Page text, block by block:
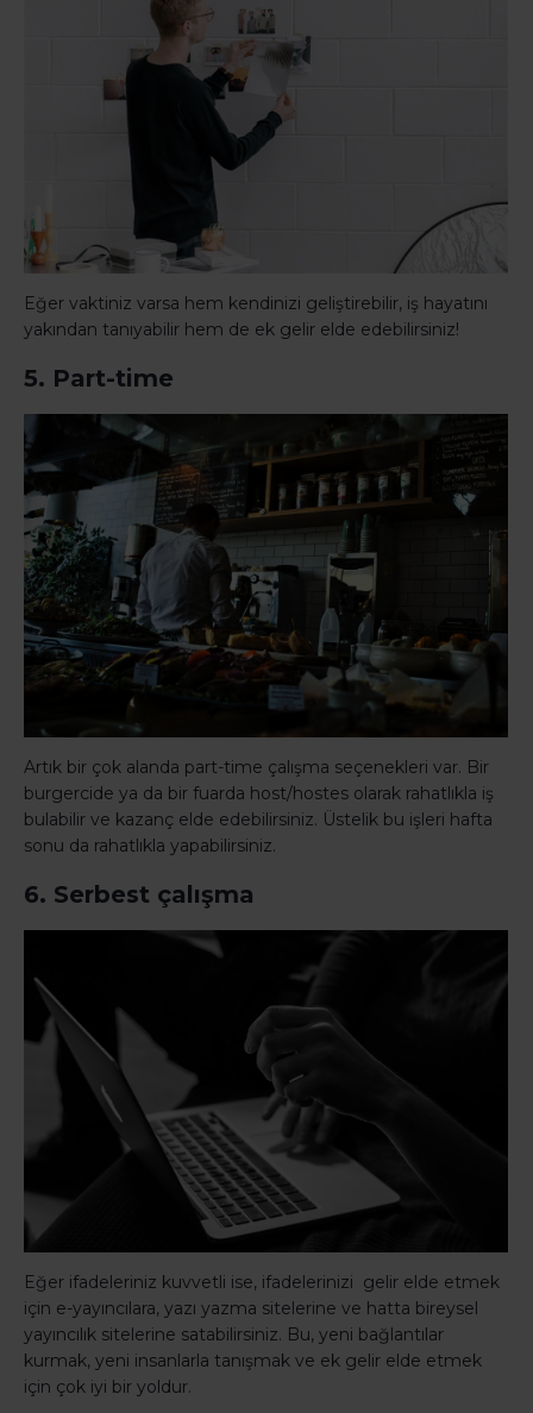
Eğer vaktiniz varsa hem kendinizi geliştirebilir, iş hayatını
yakından tanıyabilir hem de ek gelir elde edebilirsiniz!
5. Part-time
Artık bir çok alanda part-time çalışma seçenekleri var. Bir
burgercide ya da bir fuarda host/hostes olarak rahatlıkla iş
bulabilir ve kazanç elde edebilirsiniz. Üstelik bu işleri hafta
sonu da rahatlıkla yapabilirsiniz.
6. Serbest çalışma
Eğer ifadeleriniz kuvvetli ise, ifadelerinizi gelir elde etmek
için e-yayıncılara, yazı yazma sitelerine ve hatta bireysel
yayıncılık sitelerine satabilirsiniz. Bu, yeni bağlantılar
kurmak, yeni insanlarla tanışmak ve ek gelir elde etmek
için çok iyi bir yoldur.